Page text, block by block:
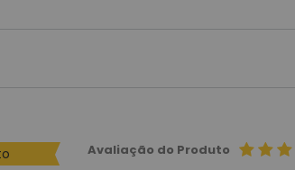
Avaliação do Produto